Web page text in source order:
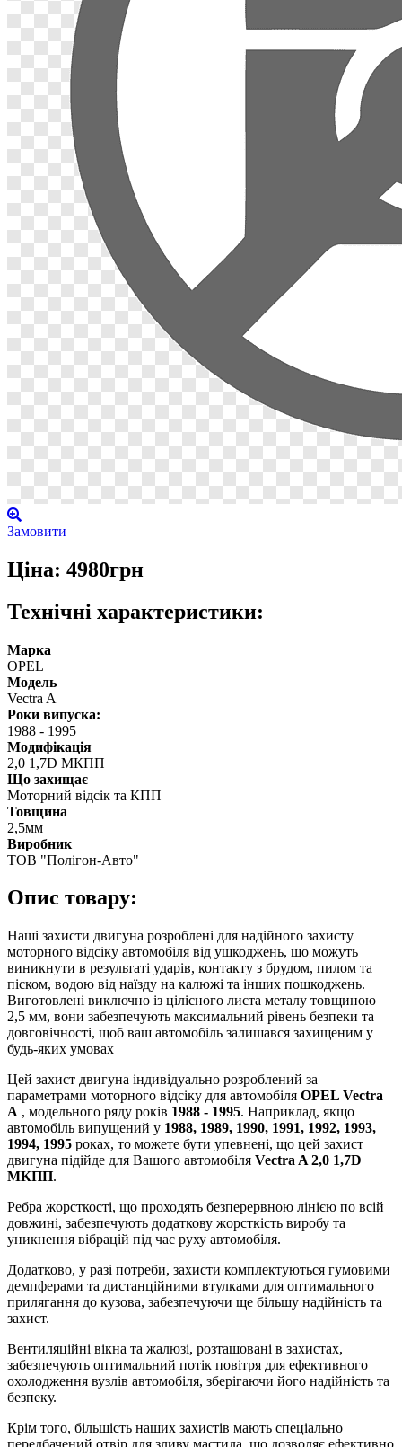
Замовити
Ціна: 4980грн
Технічні характеристики:
Марка
OPEL
Модель
Vectra A
Роки випуска:
1988 - 1995
Модифікація
2,0 1,7D МКПП
Що захищає
Моторний відсік та КПП
Товщина
2,5мм
Виробник
ТОВ "Полігон-Авто"
Опис товару:
Наші захисти двигуна розроблені для надійного захисту
моторного відсіку автомобіля від ушкоджень, що можуть
виникнути в результаті ударів, контакту з брудом, пилом та
піском, водою від наїзду на калюжі та інших пошкоджень.
Виготовлені виключно із цілісного листа металу товщиною
2,5 мм, вони забезпечують максимальний рівень безпеки та
довговічності, щоб ваш автомобіль залишався захищеним у
будь-яких умовах
Цей захист двигуна індивідуально розроблений за
параметрами моторного відсіку для автомобіля OPEL Vectra
A , модельного ряду років 1988 - 1995. Наприклад, якщо
автомобіль випущений у 1988, 1989, 1990, 1991, 1992, 1993,
1994, 1995 роках, то можете бути упевнені, що цей захист
двигуна підійде для Вашого автомобіля Vectra A 2,0 1,7D
МКПП.
Ребра жорсткості, що проходять безперервною лінією по всій
довжині, забезпечують додаткову жорсткість виробу та
уникнення вібрацій під час руху автомобіля.
Додатково, у разі потреби, захисти комплектуються гумовими
демпферами та дистанційними втулками для оптимального
прилягання до кузова, забезпечуючи ще більшу надійність та
захист.
Вентиляційні вікна та жалюзі, розташовані в захистах,
забезпечують оптимальний потік повітря для ефективного
охолодження вузлів автомобіля, зберігаючи його надійність та
безпеку.
Крім того, більшість наших захистів мають спеціально